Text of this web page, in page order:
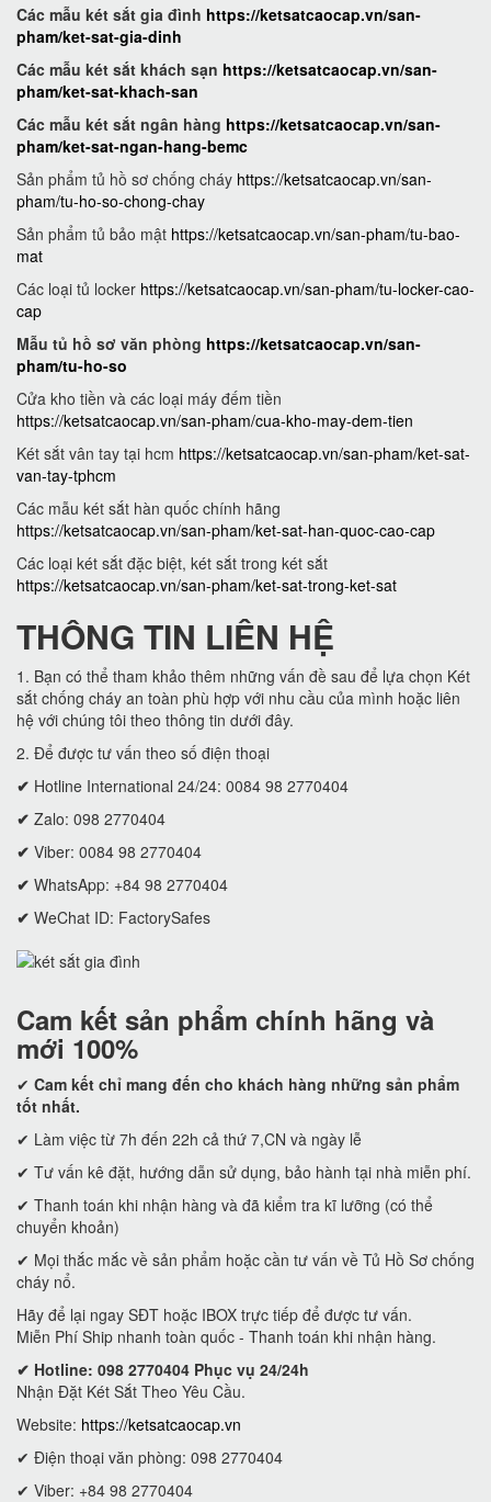
Các mẫu két sắt gia đình https://ketsatcaocap.vn/san-
pham/ket-sat-gia-dinh
Các mẫu két sắt khách sạn https://ketsatcaocap.vn/san-
pham/ket-sat-khach-san
Các mẫu két sắt ngân hàng https://ketsatcaocap.vn/san-
pham/ket-sat-ngan-hang-bemc
Sản phẩm tủ hồ sơ chống cháy https://ketsatcaocap.vn/san-
pham/tu-ho-so-chong-chay
Sản phẩm tủ bảo mật https://ketsatcaocap.vn/san-pham/tu-bao-
mat
Các loại tủ locker https://ketsatcaocap.vn/san-pham/tu-locker-cao-
cap
Mẫu tủ hồ sơ văn phòng https://ketsatcaocap.vn/san-
pham/tu-ho-so
Cửa kho tiền và các loại máy đếm tiền
https://ketsatcaocap.vn/san-pham/cua-kho-may-dem-tien
Két sắt vân tay tại hcm https://ketsatcaocap.vn/san-pham/ket-sat-
van-tay-tphcm
Các mẫu két sắt hàn quốc chính hãng
https://ketsatcaocap.vn/san-pham/ket-sat-han-quoc-cao-cap
Các loại két sắt đặc biệt, két sắt trong két sắt
https://ketsatcaocap.vn/san-pham/ket-sat-trong-ket-sat
THÔNG TIN LIÊN HỆ
1. Bạn có thể tham khảo thêm những vấn đề sau để lựa chọn Két
sắt chống cháy an toàn phù hợp với nhu cầu của mình hoặc liên
hệ với chúng tôi theo thông tin dưới đây.
2. Để được tư vấn theo số điện thoại
✔ Hotline International 24/24: 0084 98 2770404
✔ Zalo: 098 2770404
✔ Viber: 0084 98 2770404
✔ WhatsApp: +84 98 2770404
✔ WeChat ID: FactorySafes
Cam kết sản phẩm chính hãng và
mới 100%
✔ Cam kết chỉ mang đến cho khách hàng những sản phẩm
tốt nhất.
✔ Làm việc từ 7h đến 22h cả thứ 7,CN và ngày lễ
✔ Tư vấn kê đặt, hướng dẫn sử dụng, bảo hành tại nhà miễn phí.
✔ Thanh toán khi nhận hàng và đã kiểm tra kĩ lưỡng (có thể
chuyển khoản)
✔ Mọi thắc mắc về sản phẩm hoặc cần tư vấn về Tủ Hồ Sơ chống
cháy nổ.
Hãy để lại ngay SĐT hoặc IBOX trực tiếp để được tư vấn.
Miễn Phí Ship nhanh toàn quốc - Thanh toán khi nhận hàng.
✔ Hotline: 098 2770404 Phục vụ 24/24h
Nhận Đặt Két Sắt Theo Yêu Cầu.
Website: https://ketsatcaocap.vn
✔ Điện thoại văn phòng: 098 2770404
✔ Viber: +84 98 2770404